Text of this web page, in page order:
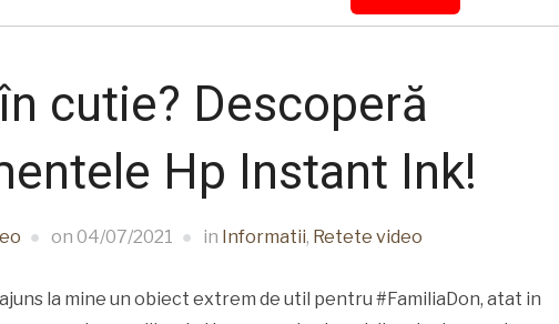
cutie? Descoperă
Hp Instant Ink!
on 04/07/2021 in Informatii, Retete video
la mine un obiect extrem de util pentru #FamiliaDon, atat in